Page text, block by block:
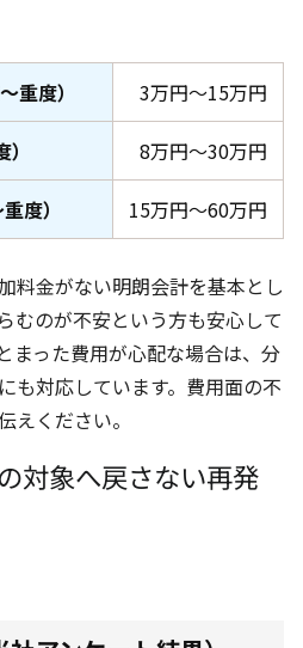
重度） 3万円〜15万円
8万円〜30万円
度） 15万円〜60万円
料金がない明朗会計を基本とし
むのが不安という方も安心して
まった費用が心配な場合は、分
も対応しています。費用面の不
えください。
対象へ戻さない再発